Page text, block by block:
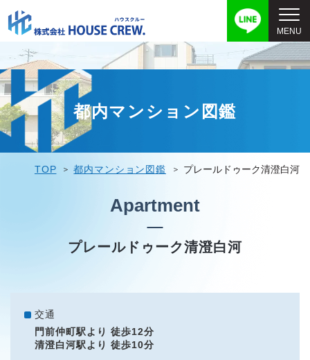
都内マンション図鑑
TOP 都内マンション図鑑 プレールドゥーク清澄白河
Apartment
プレールドゥーク清澄白河
交通
門前仲町駅より 徒歩12分
清澄白河駅より 徒歩10分